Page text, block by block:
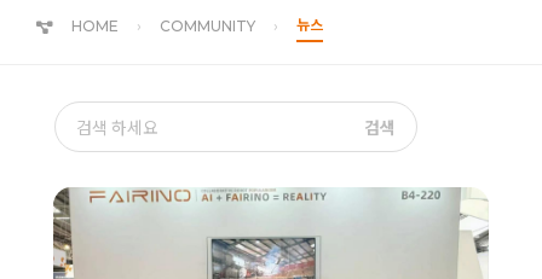
HOME COMMUNITY 뉴스